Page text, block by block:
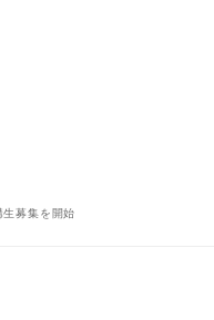
募集を開始